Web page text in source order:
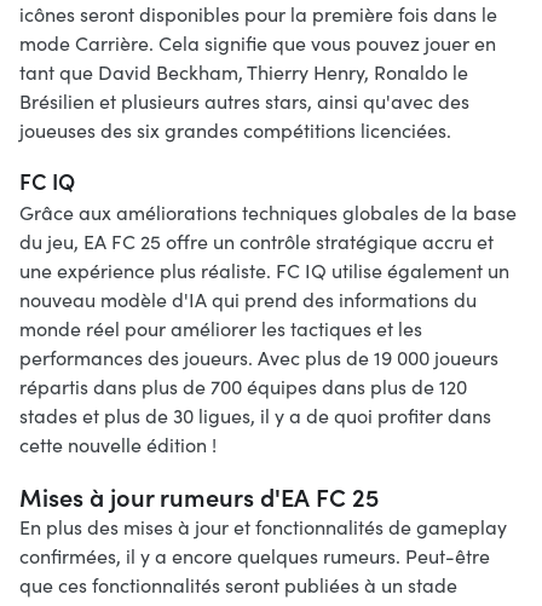
icônes seront disponibles pour la première fois dans le
mode Carrière. Cela signifie que vous pouvez jouer en
tant que David Beckham, Thierry Henry, Ronaldo le
Brésilien et plusieurs autres stars, ainsi qu'avec des
joueuses des six grandes compétitions licenciées.
FC IQ
Grâce aux améliorations techniques globales de la base
du jeu, EA FC 25 offre un contrôle stratégique accru et
une expérience plus réaliste. FC IQ utilise également un
nouveau modèle d'IA qui prend des informations du
monde réel pour améliorer les tactiques et les
performances des joueurs. Avec plus de 19 000 joueurs
répartis dans plus de 700 équipes dans plus de 120
stades et plus de 30 ligues, il y a de quoi profiter dans
cette nouvelle édition !
Mises à jour rumeurs d'EA FC 25
En plus des mises à jour et fonctionnalités de gameplay
confirmées, il y a encore quelques rumeurs. Peut-être
que ces fonctionnalités seront publiées à un stade